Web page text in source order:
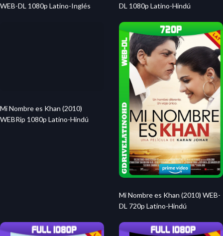
WEB-DL 1080p Latino-Inglés
DL 1080p Latino-Hindú
Mi Nombre es Khan (2010) WEB-
DL 720p Latino-Hindú